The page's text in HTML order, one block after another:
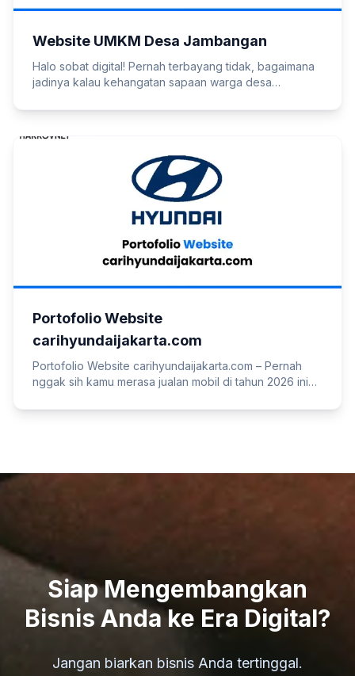
Website UMKM Desa Jambangan
Halo sobat digital! Pernah terbayang tidak, bagaimana
jadinya kalau kehangatan sapaan warga desa
Nah, tahun 2026 ini menjadi saksi bisu bagaimana
baru. Pernahkah Anda membayangkan aroma Kopi
Srawung yang khas atau gurihnya Opak Gambir kini
Baca Selengkapnya
Portofolio Website
carihyundaijakarta.com
Portofolio Website carihyundaijakarta.com – Pernah
nggak sih kamu merasa jualan mobil di tahun 2026 ini
tapi “medan tempur” sebenarnya sudah pindah ke
terbaru kami: …Baca Selengkapnya
Siap Mengembangkan
Bisnis Anda ke Era Digital?
Jangan biarkan bisnis Anda tertinggal.